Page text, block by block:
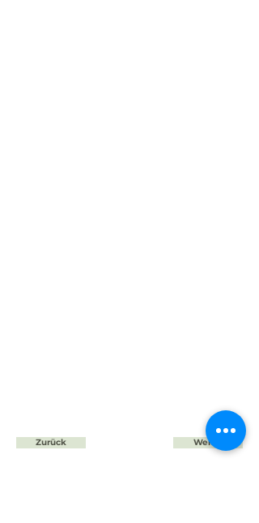
Zurück Weiter